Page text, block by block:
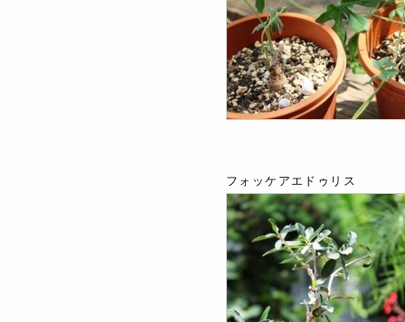
フォッケアエドゥリス